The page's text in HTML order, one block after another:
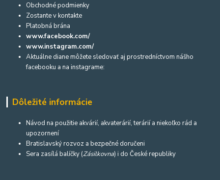
Obchodné podmienky
Zostante v kontakte
Platobná brána
www.facebook.com/
www.instagram.com/
Aktuálne diane môžete sledovať aj prostredníctvom nášho
facebooku a na instagrame:
Dôležité informácie
Návod na použitie akvárií, akvaterárií, terárií a niekoľko rád a
upozornení
Bratislavský rozvoz a bezpečné doručeni
Sera zasílá balíčky (Zásilkovna) i do České republiky